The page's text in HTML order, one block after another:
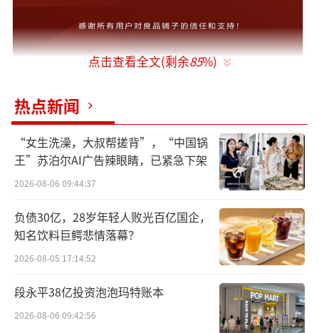
“打假”风波持续半个月，良品铺子“配
料表疑造假”事件等来了官方定论。
点击查看全文(剩余85%)
热点新闻
“女生洗澡，大叔帮搓背”，“中国锅
王”苏泊尔AI广告辣眼睛，已紧急下架
2026-08-06 09:44:37
负债30亿，28岁年轻人败光百亿国企，
知名饮料巨鳄悲情落幕？
2026-08-05 17:14:52
段永平38亿投资泡泡玛特账本
2026-08-06 09:42:56